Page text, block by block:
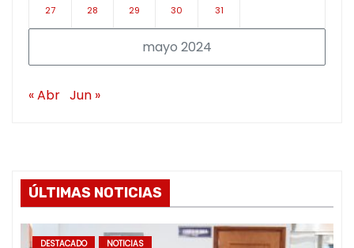
mayo 2024
27 28 29 30 31
« Abr Jun »
ÚLTIMAS NOTICIAS
DESTACADO NOTICIAS